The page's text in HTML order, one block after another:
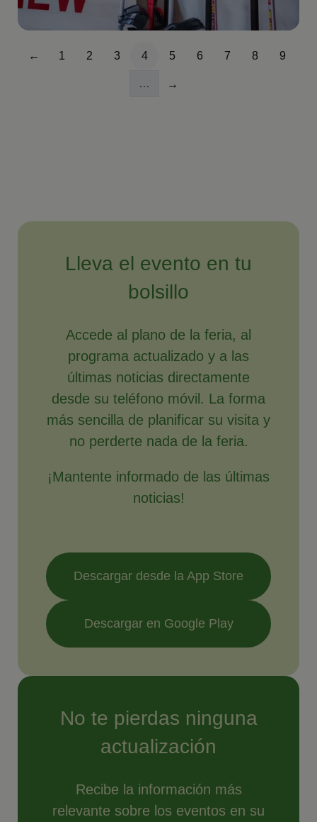
Página anterior
←
Página
1
Página
2
Página
3
Página
4
Página
5
Página
6
Página
7
Página
8
Página
9
…
Siguiente página
→
Lleva el evento en tu
bolsillo
Accede al plano de la feria, al
programa actualizado y a las
últimas noticias directamente
desde su teléfono móvil. La forma
más sencilla de planificar su visita y
no perderte nada de la feria.
¡Mantente informado de las últimas
noticias!
Descargar desde la App Store
Descargar en Google Play
No te pierdas ninguna
actualización
Recibe la información más
relevante sobre los eventos en su